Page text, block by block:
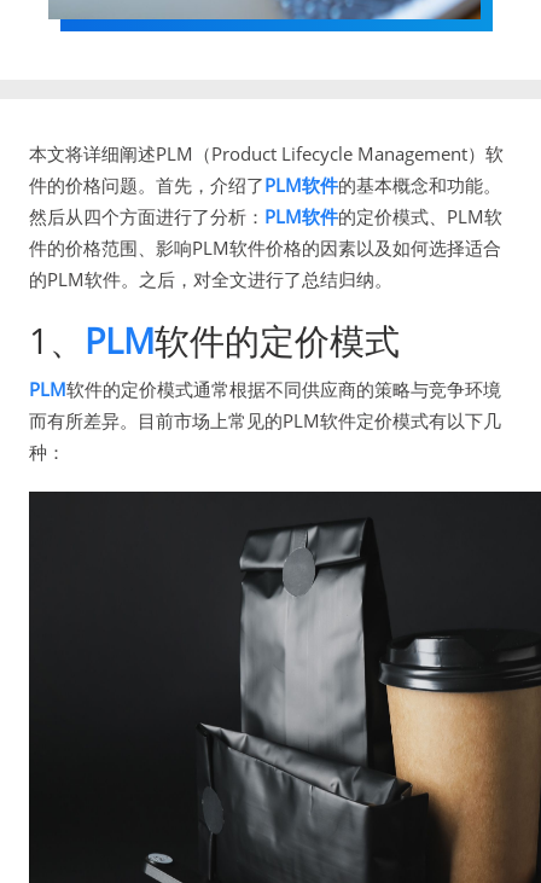
本文将详细阐述PLM（Product Lifecycle Management）软
件的价格问题。首先，介绍了PLM软件的基本概念和功能。
然后从四个方面进行了分析： PLM软件的定价模式、PLM软
件的价格范围、影响PLM软件价格的因素以及如何选择适合
的PLM软件。之后，对全文进行了总结归纳。
1、 PLM软件的定价模式
PLM软件的定价模式通常根据不同供应商的策略与竞争环境
而有所差异。目前市场上常见的PLM软件定价模式有以下几
种：